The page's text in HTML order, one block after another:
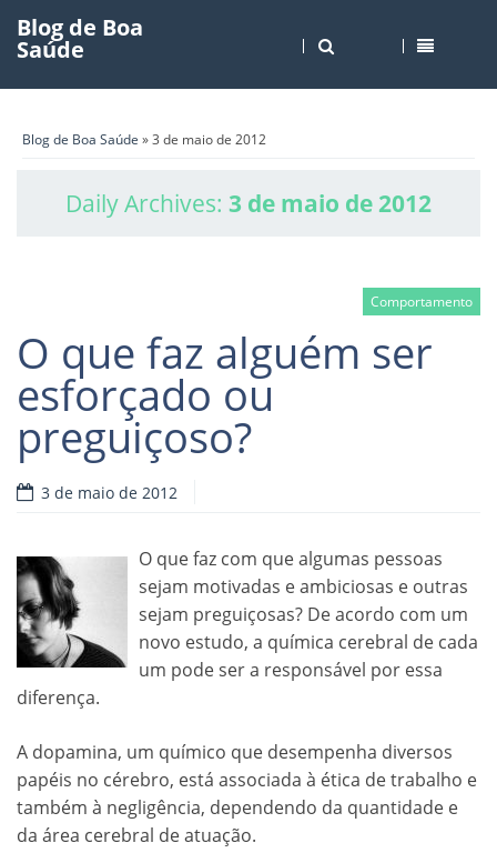
Blog de Boa
Saúde
Blog de Boa Saúde » 3 de maio de 2012
Daily Archives: 3 de maio de 2012
Comportamento
O que faz alguém ser
esforçado ou
preguiçoso?
3 de maio de 2012
O que faz com que algumas pessoas
sejam motivadas e ambiciosas e outras
sejam preguiçosas? De acordo com um
novo estudo, a química cerebral de cada
um pode ser a responsável por essa
diferença.
A dopamina, um químico que desempenha diversos
papéis no cérebro, está associada à ética de trabalho e
também à negligência, dependendo da quantidade e
da área cerebral de atuação.